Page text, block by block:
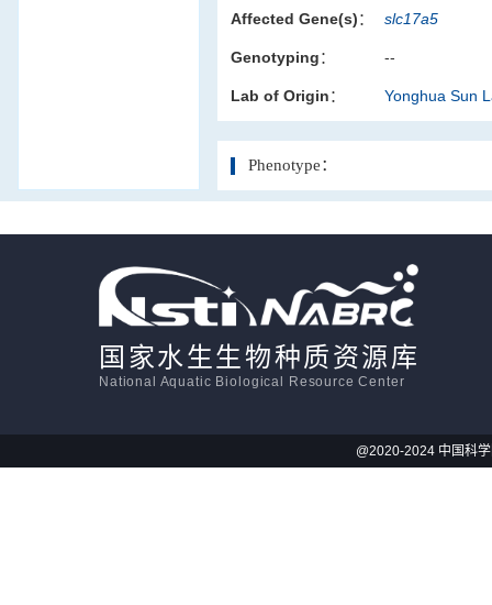
Affected Gene(s)： slc17a5
Genotyping： --
Lab of Origin： Yonghua Sun
Phenotype：
国家水生生物种质资源库
National Aquatic Biological Resource Center
@2020-2024 中国科